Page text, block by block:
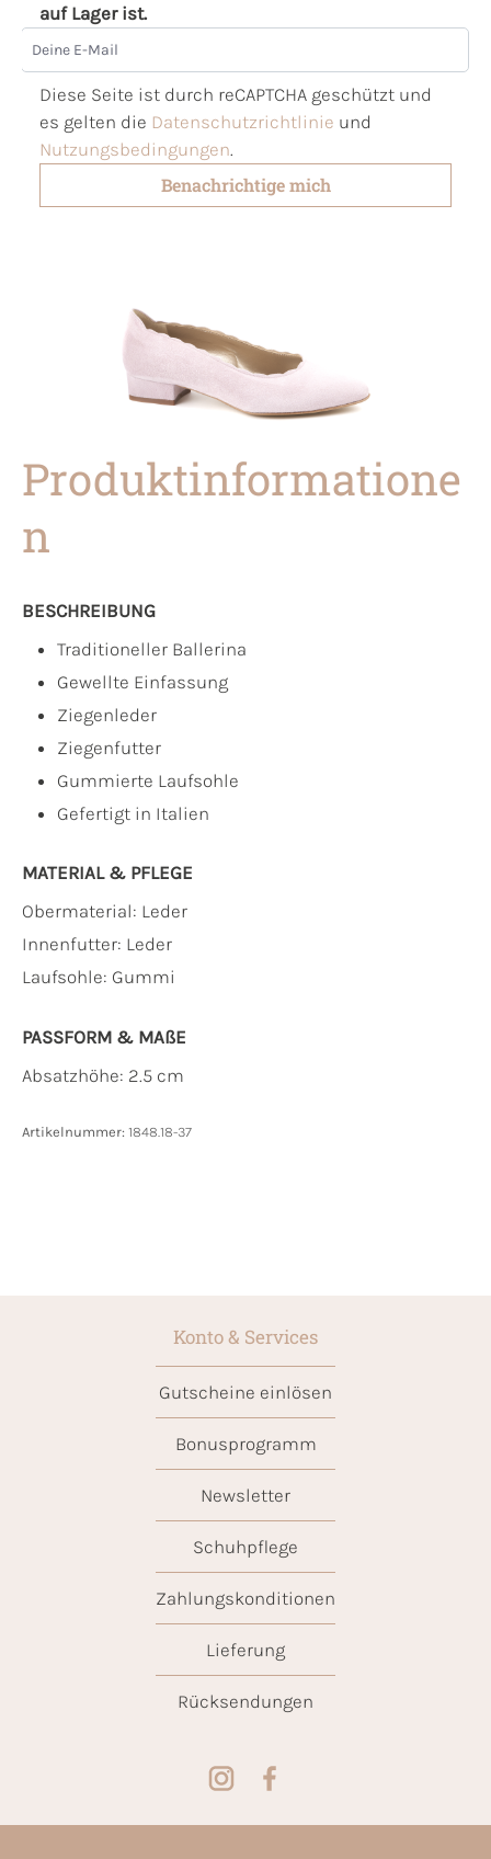
auf Lager ist.
Deine E-Mail
Diese Seite ist durch reCAPTCHA geschützt und
es gelten die Datenschutzrichtlinie und
Nutzungsbedingungen.
Benachrichtige mich
Produktinformatione
n
BESCHREIBUNG
Traditioneller Ballerina
Gewellte Einfassung
Ziegenleder
Ziegenfutter
Gummierte Laufsohle
Gefertigt in Italien
MATERIAL & PFLEGE
Obermaterial: Leder
Innenfutter: Leder
Laufsohle: Gummi
PASSFORM & MAẞE
Absatzhöhe: 2.5 cm
Artikelnummer: 1848.18-37
Konto & Services
Gutscheine einlösen
Bonusprogramm
Newsletter
Schuhpflege
Zahlungskonditionen
Lieferung
Rücksendungen